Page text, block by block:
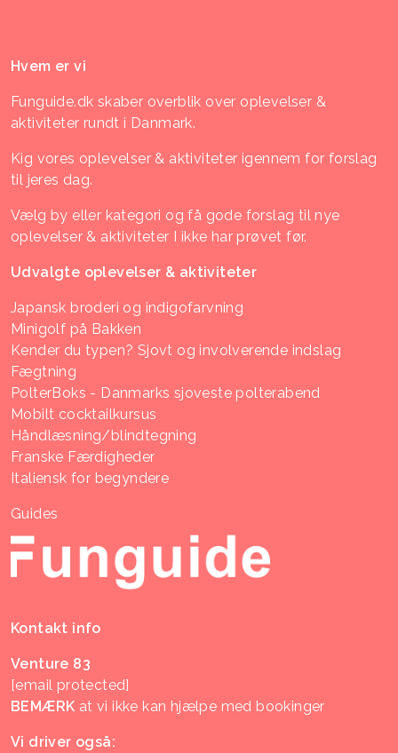
Hvem er vi
Funguide.dk skaber overblik over oplevelser &
aktiviteter rundt i Danmark.
Kig vores oplevelser & aktiviteter igennem for forslag
til jeres dag.
Vælg by eller kategori og få gode forslag til nye
oplevelser & aktiviteter I ikke har prøvet før.
Udvalgte oplevelser & aktiviteter
Japansk broderi og indigofarvning
Minigolf på Bakken
Kender du typen? Sjovt og involverende indslag
Fægtning
PolterBoks - Danmarks sjoveste polterabend
Mobilt cocktailkursus
Håndlæsning/blindtegning
Franske Færdigheder
Italiensk for begyndere
Guides
Kontakt info
Venture 83
[email protected]
BEMÆRK at vi ikke kan hjælpe med bookinger
Vi driver også: